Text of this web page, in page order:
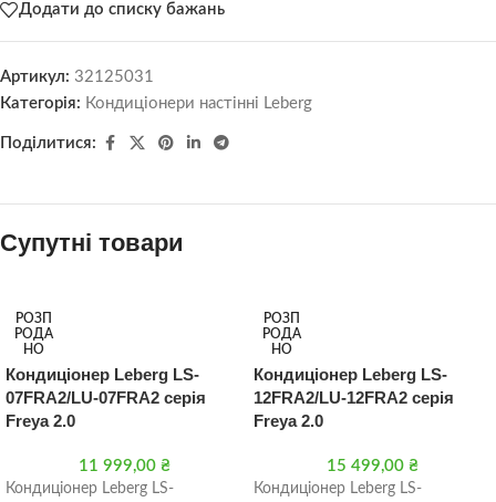
Додати до списку бажань
Артикул: 32125031
Категорія: Кондиціонери настінні Leberg
Поділитися:
Супутні товари
РОЗП
РОДА
НО
Кондиціонер Leberg LS-
07FRA2/LU-07FRA2 серія
Freya 2.0
11 999,00 ₴
Кондиціонер Leberg LS-
РОЗП
РОДА
НО
Кондиціонер Leberg LS-
12FRA2/LU-12FRA2 серія
Freya 2.0
15 499,00 ₴
Кондиціонер Leberg LS-